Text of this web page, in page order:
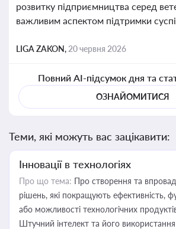
розвитку підприємництва серед
важливим аспектом підтримки
LIGA ZAKON, 20 червня 2026
Повний AI-підсумок дня та
ОЗНАЙОМИТИСЯ
Теми, які можуть вас зацікавити:
Інновації в технологіях
Про що тема: Про створення та
рішень, які покращують ефективність,
або можливості технологічних
Штучний інтелект та його використання